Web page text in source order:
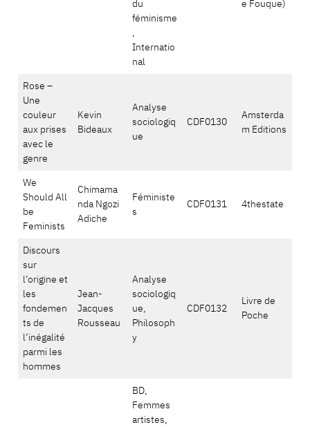
du
féminisme
,
Internatio
nal
e Fouque)
Rose –
Une
couleur
aux prises
avec le
genre
Kevin
Bideaux
Analyse
sociologiq
ue
CDF0130
Amsterda
m Editions
We
Should All
be
Feminists
Chimama
nda Ngozi
Adiche
Féministe
s
CDF0131 4thestate
Discours
sur
l’origine et
les
fondemen
ts de
l’inégalité
parmi les
hommes
Jean-
Jacques
Rousseau
Analyse
sociologiq
ue,
Philosoph
y
CDF0132
Livre de
Poche
BD,
Femmes
artistes,